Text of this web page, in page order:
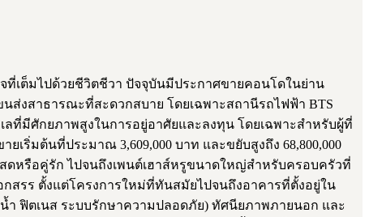
เต็มไปด้วยชีวิตชีวา ปัจจุบันมีประกาศขายคอนโดในย่าน
ส่งสาธารณะที่สะดวกสบาย โดยเฉพาะสถานีรถไฟฟ้า BTS
ที่มีศักยภาพสูงในการอยู่อาศัยและลงทุน โดยเฉพาะสำหรับผู้ที่
ริ่มต้นที่ประมาณ 3,609,000 บาท และขยับสูงถึง 68,800,000
หรือคู่รัก ไปจนถึงเพนต์เฮาส์หรูขนาดใหญ่สำหรับครอบครัวที่
สรร ตั้งแต่โครงการใหม่ที่ทันสมัยไปจนถึงอาคารที่ตั้งอยู่ใน
ำ ฟิตเนส ระบบรักษาความปลอดภัย) ทัศนียภาพภายนอก และ